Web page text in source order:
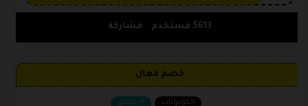
5613 مستخدم مشاركة
خصم فعال
الكوبونات فعال